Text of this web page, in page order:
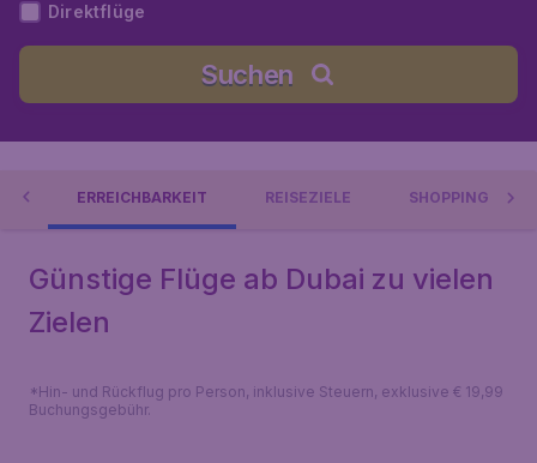
Direktflüge
Suchen
ERREICHBARKEIT REISEZIELE SHOPPING
Günstige Flüge ab Dubai zu vielen
Zielen
*Hin- und Rückflug pro Person, inklusive Steuern, exklusive € 19,99
Buchungsgebühr.